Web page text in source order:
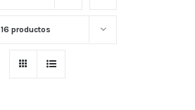
16 productos